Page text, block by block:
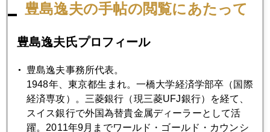
ロシア産金禁輸の実効性を問う、中国・インド抜け穴の可
能性
2022年06月27日
Ｇ７でロシア産金禁輸措置の実相
豊島逸夫の手帖の閲覧にあたって
豊島逸夫氏プロフィール
豊島逸夫事務所代表。
1948年、東京都生まれ。一橋大学経済学部卒（国際
経済専攻）。三菱銀行（現三菱UFJ銀行）を経て、
スイス銀行で外国為替貴金属ディーラーとして活
躍。2011年9月までワールド・ゴールド・カウンシ